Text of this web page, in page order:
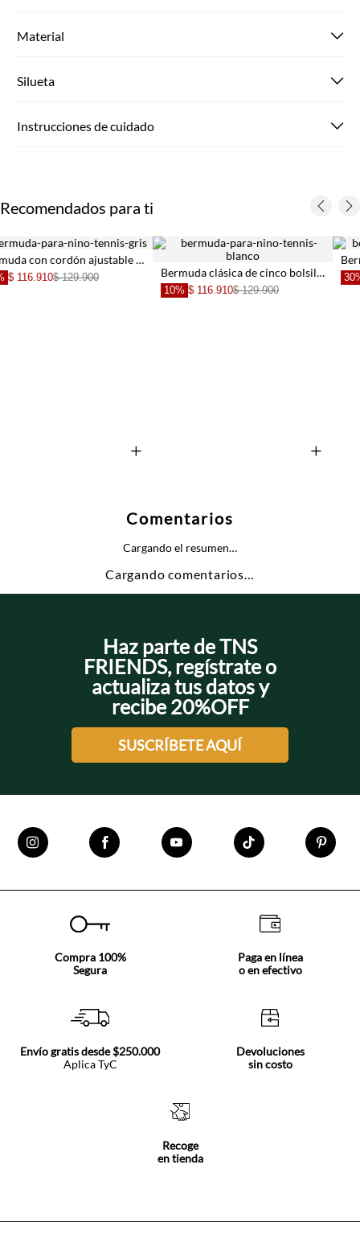
Material
Silueta
Instrucciones de cuidado
Recomendados para ti
Bermuda con cordón ajustable en gris claro para niño
Bermuda clásica de cinco bolsillos en color blanco para niño 30% $ 69.930$ 99.900
Comentarios
Cargando el resumen…
Cargando comentarios…
Haz parte de TNS
FRIENDS, regístrate o
actualiza tus datos y
recibe 20%OFF
SUSCRÍBETE AQUÍ
Compra 100%
Segura
Paga en línea
o en efectivo
Envío gratis desde $250.000
Aplica TyC
Devoluciones
sin costo
Recoge
en tienda